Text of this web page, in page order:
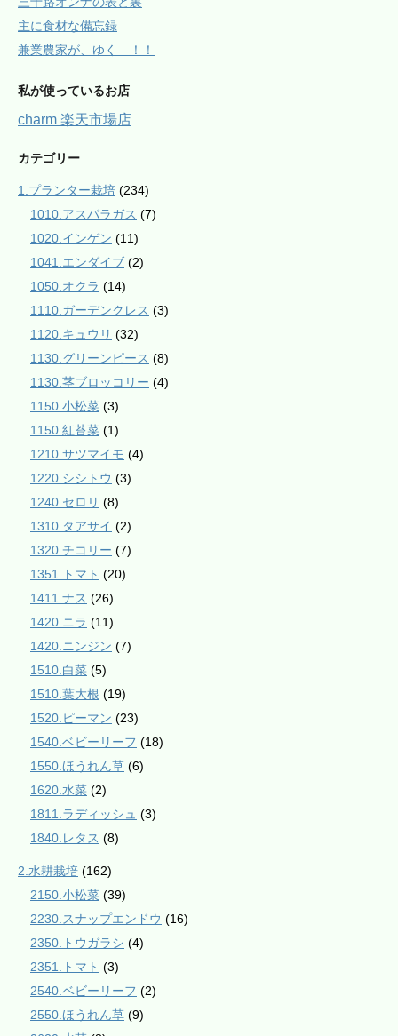
主に食材な備忘録
兼業農家が、ゆく ！！
私が使っているお店
charm 楽天市場店
カテゴリー
1.プランター栽培 (234)
1010.アスパラガス (7)
1020.インゲン (11)
1041.エンダイブ (2)
1050.オクラ (14)
1110.ガーデンクレス (3)
1120.キュウリ (32)
1130.グリーンピース (8)
1130.茎ブロッコリー (4)
1150.小松菜 (3)
1150.紅苔菜 (1)
1210.サツマイモ (4)
1220.シシトウ (3)
1240.セロリ (8)
1310.タアサイ (2)
1320.チコリー (7)
1351.トマト (20)
1411.ナス (26)
1420.ニラ (11)
1420.ニンジン (7)
1510.白菜 (5)
1510.葉大根 (19)
1520.ピーマン (23)
1540.ベビーリーフ (18)
1550.ほうれん草 (6)
1620.水菜 (2)
1811.ラディッシュ (3)
1840.レタス (8)
2.水耕栽培 (162)
2150.小松菜 (39)
2230.スナップエンドウ (16)
2350.トウガラシ (4)
2351.トマト (3)
2540.ベビーリーフ (2)
2550.ほうれん草 (9)